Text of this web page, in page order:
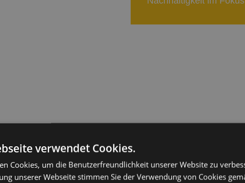
verwendet Cookies.
Cookies, um die Benutzerfreundlichkeit unserer Website zu
unserer Webseite stimmen Sie der Verwendung von Cookies